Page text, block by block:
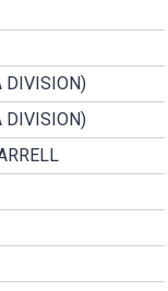
DIVISION)
DIVISION)